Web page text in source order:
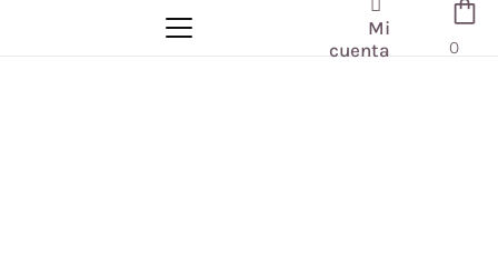
Mi
cuenta
0